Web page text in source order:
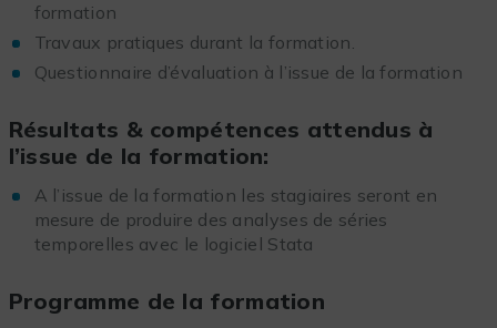
formation
Travaux pratiques durant la formation.
Questionnaire d’évaluation à l’issue de la formation
Résultats & compétences attendus à
l’issue de la formation:
A l’issue de la formation les stagiaires seront en
mesure de produire des analyses de séries
temporelles avec le logiciel Stata
Programme de la formation